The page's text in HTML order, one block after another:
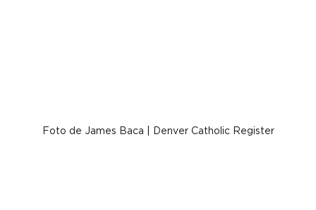
Foto de James Baca | Denver Catholic Register